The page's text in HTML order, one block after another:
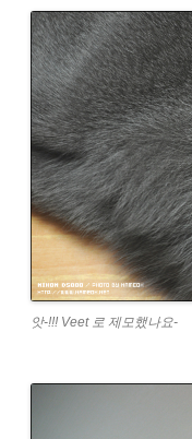
앗-!!! Veet 로 제모했나요-